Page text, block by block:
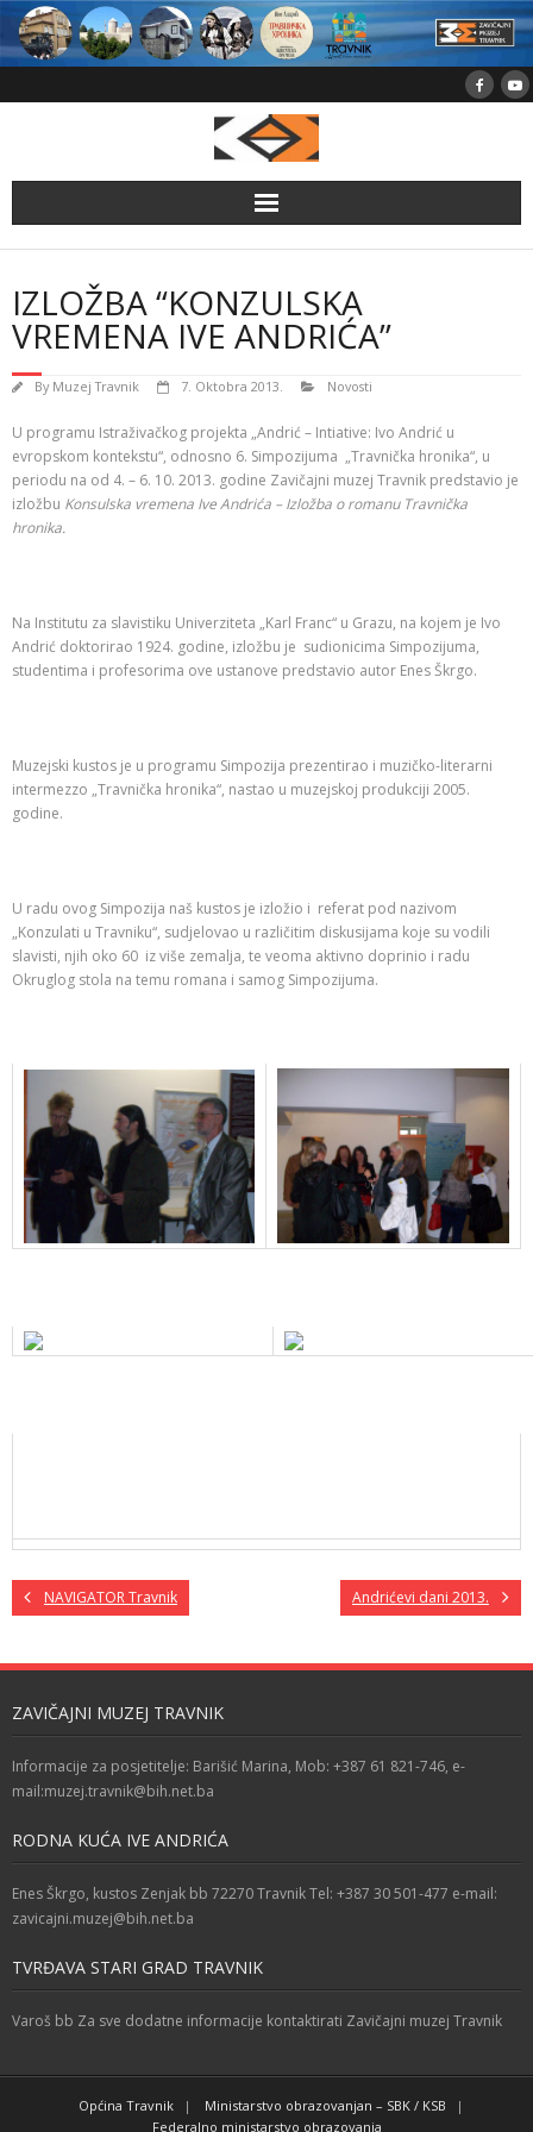
Skip
content
IZLOŽBA “KONZULSKA
VREMENA IVE ANDRIĆA”
By Muzej Travnik 7. Oktobra 2013. Novosti
U programu Istraživačkog projekta „Andrić – Intiative: Ivo Andrić u
evropskom kontekstu“, odnosno 6. Simpozijuma „Travnička hronika“, u
periodu na od 4. – 6. 10. 2013. godine Zavičajni muzej Travnik predstavio je
izložbu Konsulska vremena Ive Andrića – Izložba o romanu Travnička
hronika.
Na Institutu za slavistiku Univerziteta „Karl Franc“ u Grazu, na kojem je Ivo
Andrić doktorirao 1924. godine, izložbu je sudionicima Simpozijuma,
studentima i profesorima ove ustanove predstavio autor Enes Škrgo.
Muzejski kustos je u programu Simpozija prezentirao i muzičko-literarni
intermezzo „Travnička hronika“, nastao u muzejskoj produkciji 2005.
godine.
U radu ovog Simpozija naš kustos je izložio i referat pod nazivom
„Konzulati u Travniku“, sudjelovao u različitim diskusijama koje su vodili
slavisti, njih oko 60 iz više zemalja, te veoma aktivno doprinio i radu
Okruglog stola na temu romana i samog Simpozijuma.
NAVIGATOR Travnik Andrićevi dani 2013.
ZAVIČAJNI MUZEJ TRAVNIK
Informacije za posjetitelje: Barišić Marina, Mob: +387 61 821-746, e-
mail:muzej.travnik@bih.net.ba
RODNA KUĆA IVE ANDRIĆA
Enes Škrgo, kustos Zenjak bb 72270 Travnik Tel: +387 30 501-477 e-mail:
zavicajni.muzej@bih.net.ba
TVRĐAVA STARI GRAD TRAVNIK
Varoš bb Za sve dodatne informacije kontaktirati Zavičajni muzej Travnik
Općina Travnik
Ministarstvo obrazovanjan – SBK / KSB
Federalno ministarstvo obrazovanja